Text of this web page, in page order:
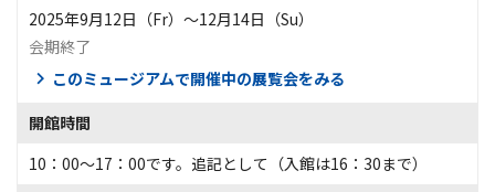
2025年9月12日（Fr）〜12月14日（Su）
会期終了
このミュージアムで開催中の展覧会をみる
開館時間
10：00～17：00です。追記として（入館は16：30まで）